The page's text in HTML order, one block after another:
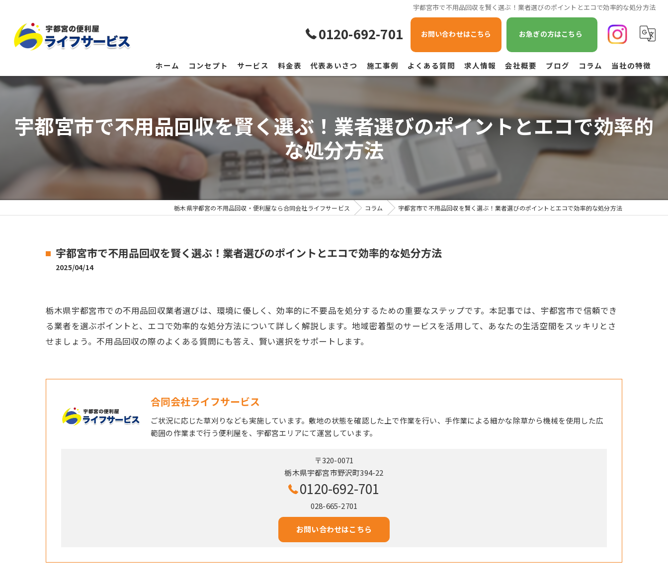
宇都宮市で不用品回収を賢く選ぶ！業者選びのポイントとエコで効率的な処分方法
0120-692-701 お問い合わせはこちら お急ぎの方はこちら
ホーム コンセプト サービス 料金表 代表あいさつ 施工事例 よくある質問 求人情報 会社概要 ブログ コラム 当社の特徴
不用品回収
宇都宮市で不用品回収を賢く選ぶ！業者選びのポイントとエコで効率的
な処分方法
栃木県宇都宮の不用品回収・便利屋なら合同会社ライフサービス コラム 宇都宮市で不用品回収を賢く選ぶ！業者選びのポイントとエコで効率的な処分方法
宇都宮市で不用品回収を賢く選ぶ！業者選びのポイントとエコで効率的な処分方法
2025/04/14
栃木県宇都宮市での不用品回収業者選びは、環境に優しく、効率的に不要品を処分するための重要なステップです。本記事では、宇都宮市で信頼でき
る業者を選ぶポイントと、エコで効率的な処分方法について詳しく解説します。地域密着型のサービスを活用して、あなたの生活空間をスッキリとさ
せましょう。不用品回収の際のよくある質問にも答え、賢い選択をサポートします。
合同会社ライフサービス
ご状況に応じた草刈りなども実施しています。敷地の状態を確認した上で作業を行い、手作業による細かな除草から機械を使用した広
範囲の作業まで行う便利屋を、宇都宮エリアにて運営しています。
〒320-0071
栃木県宇都宮市野沢町394-22
0120-692-701
028-665-2701
お問い合わせはこちら